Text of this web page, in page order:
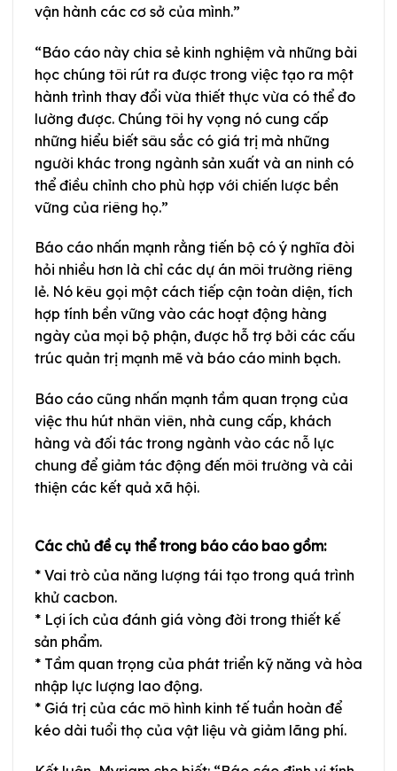
vận hành các cơ sở của mình.”
“Báo cáo này chia sẻ kinh nghiệm và những bài
học chúng tôi rút ra được trong việc tạo ra một
hành trình thay đổi vừa thiết thực vừa có thể đo
lường được. Chúng tôi hy vọng nó cung cấp
những hiểu biết sâu sắc có giá trị mà những
người khác trong ngành sản xuất và an ninh có
thể điều chỉnh cho phù hợp với chiến lược bền
vững của riêng họ.”
Báo cáo nhấn mạnh rằng tiến bộ có ý nghĩa đòi
hỏi nhiều hơn là chỉ các dự án môi trường riêng
lẻ. Nó kêu gọi một cách tiếp cận toàn diện, tích
hợp tính bền vững vào các hoạt động hàng
ngày của mọi bộ phận, được hỗ trợ bởi các cấu
trúc quản trị mạnh mẽ và báo cáo minh bạch.
Báo cáo cũng nhấn mạnh tầm quan trọng của
việc thu hút nhân viên, nhà cung cấp, khách
hàng và đối tác trong ngành vào các nỗ lực
chung để giảm tác động đến môi trường và cải
thiện các kết quả xã hội.
Các chủ đề cụ thể trong báo cáo bao gồm:
* Vai trò của năng lượng tái tạo trong quá trình
khử cacbon.
* Lợi ích của đánh giá vòng đời trong thiết kế
sản phẩm.
* Tầm quan trọng của phát triển kỹ năng và hòa
nhập lực lượng lao động.
* Giá trị của các mô hình kinh tế tuần hoàn để
kéo dài tuổi thọ của vật liệu và giảm lãng phí.